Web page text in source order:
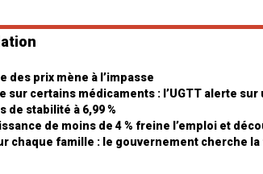
des prix mène à l’impasse
sur certains médicaments : l’UGTT alerte
de stabilité à 6,99 %
de moins de 4 % freine l’emploi et
chaque famille : le gouvernement cherche